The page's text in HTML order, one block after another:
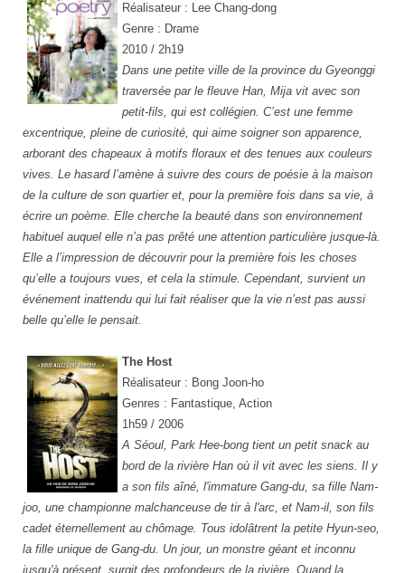
Réalisateur : Lee Chang-dong
Genre : Drame
2010 / 2h19
Dans une petite ville de la province du Gyeonggi
traversée par le fleuve Han, Mija vit avec son
petit-fils, qui est collégien. C’est une femme
excentrique, pleine de curiosité, qui aime soigner son apparence,
arborant des chapeaux à motifs floraux et des tenues aux couleurs
vives. Le hasard l’amène à suivre des cours de poésie à la maison
de la culture de son quartier et, pour la première fois dans sa vie, à
écrire un poème. Elle cherche la beauté dans son environnement
habituel auquel elle n’a pas prêté une attention particulière jusque-là.
Elle a l’impression de découvrir pour la première fois les choses
qu’elle a toujours vues, et cela la stimule. Cependant, survient un
événement inattendu qui lui fait réaliser que la vie n’est pas aussi
belle qu’elle le pensait.
The Host
Réalisateur : Bong Joon-ho
Genres : Fantastique, Action
1h59 / 2006
A Séoul, Park Hee-bong tient un petit snack au
bord de la rivière Han où il vit avec les siens. Il y
a son fils aîné, l'immature Gang-du, sa fille Nam-
joo, une championne malchanceuse de tir à l'arc, et Nam-il, son fils
cadet éternellement au chômage. Tous idolâtrent la petite Hyun-seo,
la fille unique de Gang-du. Un jour, un monstre géant et inconnu
jusqu'à présent, surgit des profondeurs de la rivière. Quand la